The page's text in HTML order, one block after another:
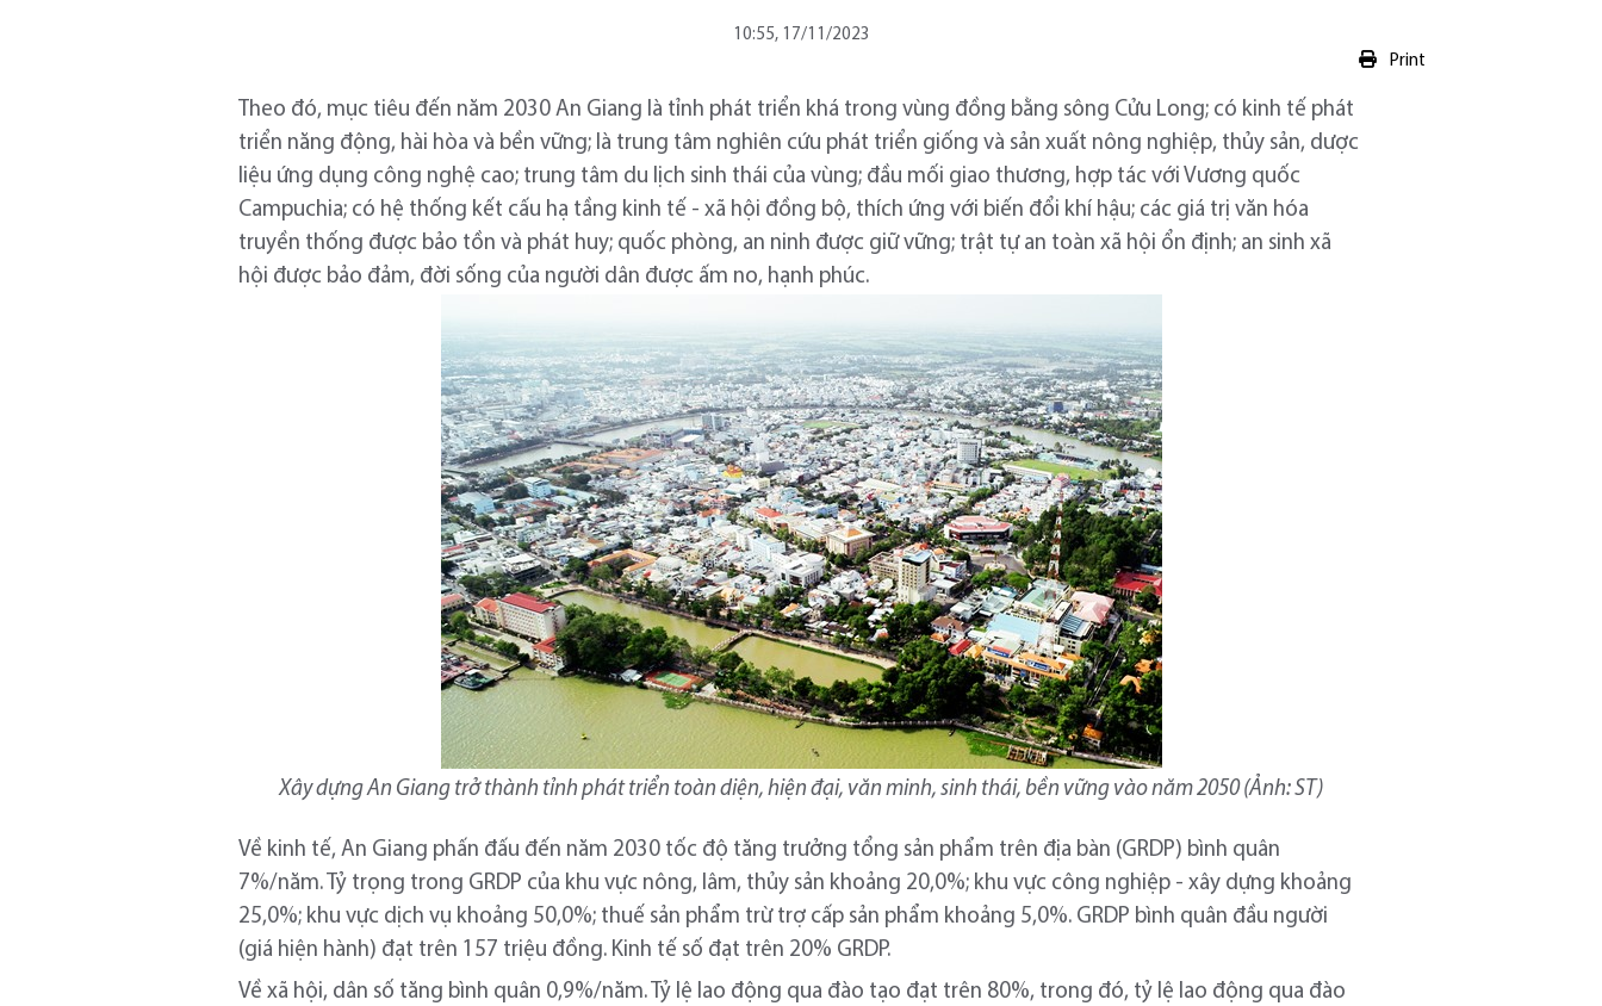
10:55, 17/11/2023
Print
Theo đó, mục tiêu đến năm 2030 An Giang là tỉnh phát triển khá trong vùng đồng bằng sông Cửu Long; có kinh tế phát
triển năng động, hài hòa và bền vững; là trung tâm nghiên cứu phát triển giống và sản xuất nông nghiệp, thủy sản, dược
liệu ứng dụng công nghệ cao; trung tâm du lịch sinh thái của vùng; đầu mối giao thương, hợp tác với Vương quốc
Campuchia; có hệ thống kết cấu hạ tầng kinh tế - xã hội đồng bộ, thích ứng với biến đổi khí hậu; các giá trị văn hóa
truyền thống được bảo tồn và phát huy; quốc phòng, an ninh được giữ vững; trật tự an toàn xã hội ổn định; an sinh xã
hội được bảo đảm, đời sống của người dân được ấm no, hạnh phúc.
Xây dựng An Giang trở thành tỉnh phát triển toàn diện, hiện đại, văn minh, sinh thái, bền vững vào năm 2050 (Ảnh: ST)
Về kinh tế, An Giang phấn đấu đến năm 2030 tốc độ tăng trưởng tổng sản phẩm trên địa bàn (GRDP) bình quân
7%/năm. Tỷ trọng trong GRDP của khu vực nông, lâm, thủy sản khoảng 20,0%; khu vực công nghiệp - xây dựng khoảng
25,0%; khu vực dịch vụ khoảng 50,0%; thuế sản phẩm trừ trợ cấp sản phẩm khoảng 5,0%. GRDP bình quân đầu người
(giá hiện hành) đạt trên 157 triệu đồng. Kinh tế số đạt trên 20% GRDP.
Về xã hội, dân số tăng bình quân 0,9%/năm. Tỷ lệ lao động qua đào tạo đạt trên 80%, trong đó, tỷ lệ lao động qua đào